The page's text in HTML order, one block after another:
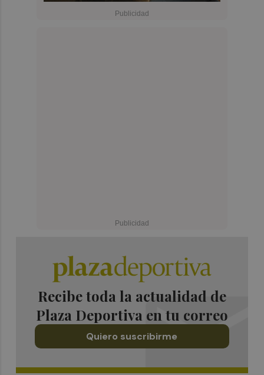
Recibe toda la actualidad de
Plaza Deportiva en tu correo
Quiero suscribirme